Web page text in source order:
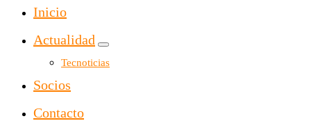
Yacal micro hosting
Inicio
Actualidad
Tecnoticias
Socios
Contacto